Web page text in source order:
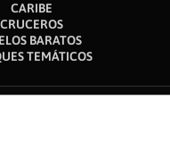
CARIBE
CRUCEROS
BARATOS
TEMÁTICOS